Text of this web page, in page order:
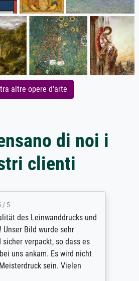
altre opere d'arte
di noi i
clienti
/ 5
des Leinwanddrucks und
Unser Bild wurde sehr
verpackt, so dass es
uns ankam. Es wird nicht
sein. Vielen